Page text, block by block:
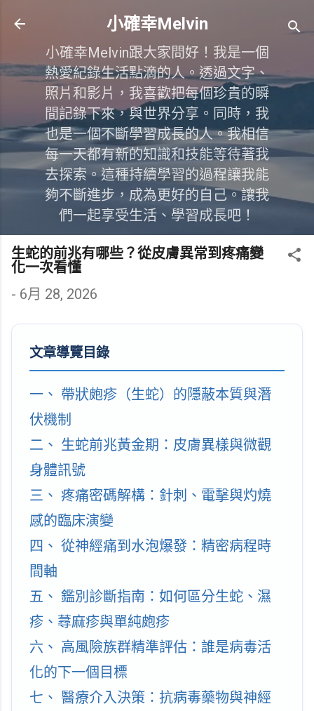
跳到主要內容
小確幸Melvin
小確幸Melvin跟大家問好！我是一個
熱愛紀錄生活點滴的人。透過文字、
照片和影片，我喜歡把每個珍貴的瞬
間記錄下來，與世界分享。同時，我
也是一個不斷學習成長的人。我相信
每一天都有新的知識和技能等待著我
去探索。這種持續學習的過程讓我能
夠不斷進步，成為更好的自己。讓我
們一起享受生活、學習成長吧！
生蛇的前兆有哪些？從皮膚異常到疼痛變
化一次看懂
- 6月 28, 2026
文章導覽目錄
一、 帶狀皰疹（生蛇）的隱蔽本質與潛
伏機制
二、 生蛇前兆黃金期：皮膚異樣與微觀
身體訊號
三、 疼痛密碼解構：針刺、電擊與灼燒
感的臨床演變
四、 從神經痛到水泡爆發：精密病程時
間軸
五、 鑑別診斷指南：如何區分生蛇、濕
疹、蕁麻疹與單純皰疹
六、 高風險族群精準評估：誰是病毒活
化的下一個目標
七、 醫療介入決策：抗病毒藥物與神經